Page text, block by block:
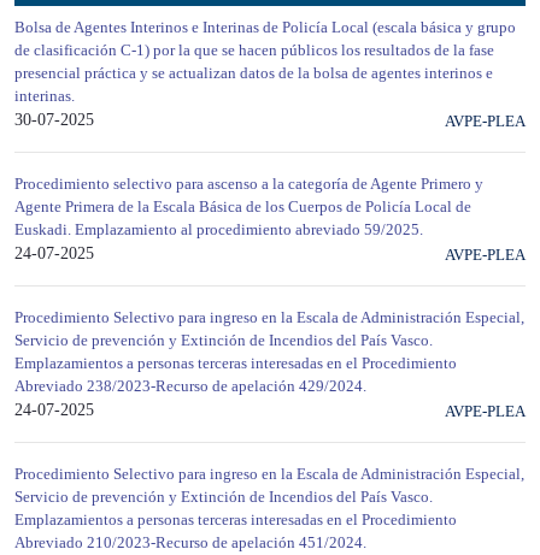
Bolsa de Agentes Interinos e Interinas de Policía Local (escala básica y grupo
de clasificación C-1) por la que se hacen públicos los resultados de la fase
presencial práctica y se actualizan datos de la bolsa de agentes interinos e
interinas.
30-07-2025
AVPE-PLEA
Procedimiento selectivo para ascenso a la categoría de Agente Primero y
Agente Primera de la Escala Básica de los Cuerpos de Policía Local de
Euskadi. Emplazamiento al procedimiento abreviado 59/2025.
24-07-2025
AVPE-PLEA
Procedimiento Selectivo para ingreso en la Escala de Administración Especial,
Servicio de prevención y Extinción de Incendios del País Vasco.
Emplazamientos a personas terceras interesadas en el Procedimiento
Abreviado 238/2023-Recurso de apelación 429/2024.
24-07-2025
AVPE-PLEA
Procedimiento Selectivo para ingreso en la Escala de Administración Especial,
Servicio de prevención y Extinción de Incendios del País Vasco.
Emplazamientos a personas terceras interesadas en el Procedimiento
Abreviado 210/2023-Recurso de apelación 451/2024.